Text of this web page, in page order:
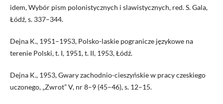
idem, Wybór pism polonistycznych i slawistycznych, red. S. Gala,
Łódź, s. 337–344.
Dejna K., 1951–1953, Polsko-laskie pogranicze językowe na
terenie Polski, t. I, 1951, t. II, 1953, Łódź.
Dejna K., 1953, Gwary zachodnio-cieszyńskie w pracy czeskiego
uczonego, „Zwrot” V, nr 8–9 (45–46), s. 12–15.